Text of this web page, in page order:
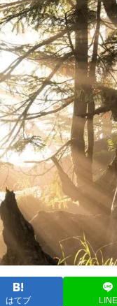
はてブ LINE